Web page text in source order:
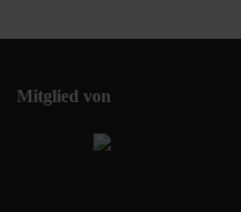
Mitglied von